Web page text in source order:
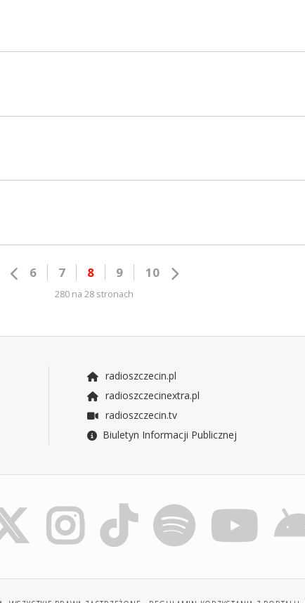
6 7 8 9 10
280 na 28 stronach
radioszczecin.pl
radioszczecinextra.pl
radioszczecin.tv
Biuletyn Informacji Publicznej